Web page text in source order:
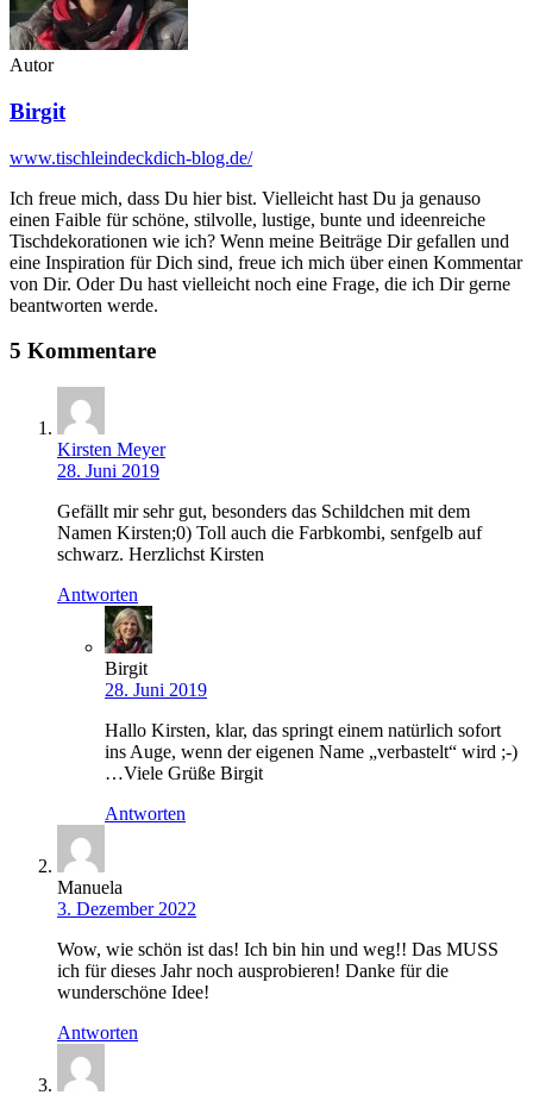
Autor
Birgit
www.tischleindeckdich-blog.de/
Ich freue mich, dass Du hier bist. Vielleicht hast Du ja genauso
einen Faible für schöne, stilvolle, lustige, bunte und ideenreiche
Tischdekorationen wie ich? Wenn meine Beiträge Dir gefallen und
eine Inspiration für Dich sind, freue ich mich über einen Kommentar
von Dir. Oder Du hast vielleicht noch eine Frage, die ich Dir gerne
beantworten werde.
5 Kommentare
Kirsten Meyer
28. Juni 2019
Gefällt mir sehr gut, besonders das Schildchen mit dem
Namen Kirsten;0) Toll auch die Farbkombi, senfgelb auf
schwarz. Herzlichst Kirsten
Antworten
Birgit
28. Juni 2019
Hallo Kirsten, klar, das springt einem natürlich sofort
ins Auge, wenn der eigenen Name „verbastelt“ wird ;-)
…Viele Grüße Birgit
Antworten
Manuela
3. Dezember 2022
Wow, wie schön ist das! Ich bin hin und weg!! Das MUSS
ich für dieses Jahr noch ausprobieren! Danke für die
wunderschöne Idee!
Antworten